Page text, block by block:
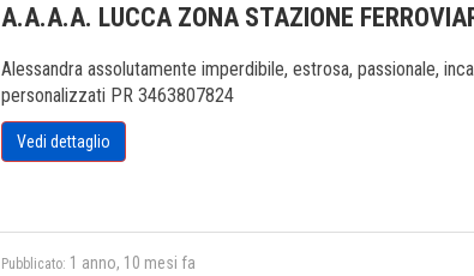
A.A.A.A. LUCCA ZONA STAZIONE
Alessandra assolutamente imperdibile, estrosa, passionale,
personalizzati PR 3463807824
Vedi dettaglio
Pubblicato: 1 anno, 10 mesi fa